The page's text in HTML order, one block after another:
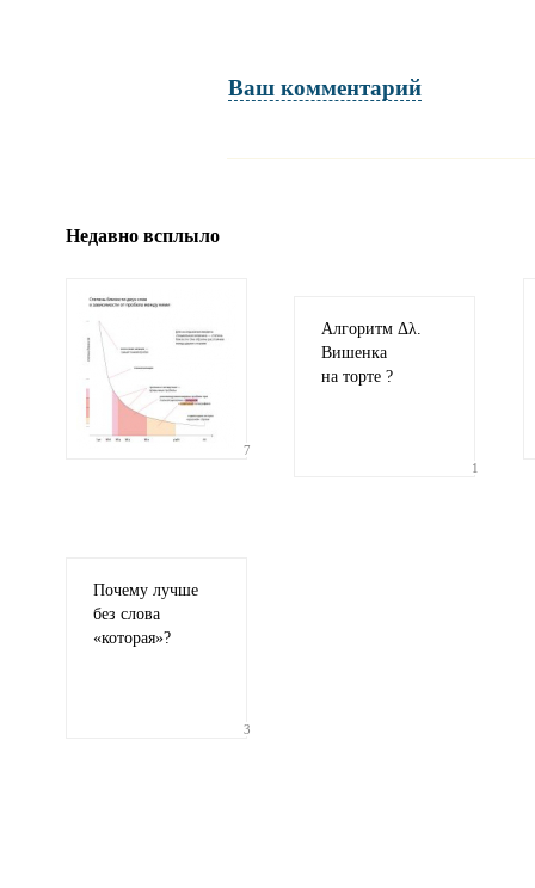
Ваш комментарий
Электронная
гиф или джипег шириной не более 700 пикселей
Недавно всплыло
7
Алгоритм Δλ.
Вишенка
на торте ?
1
Почему лучше
без слова
«которая»?
3